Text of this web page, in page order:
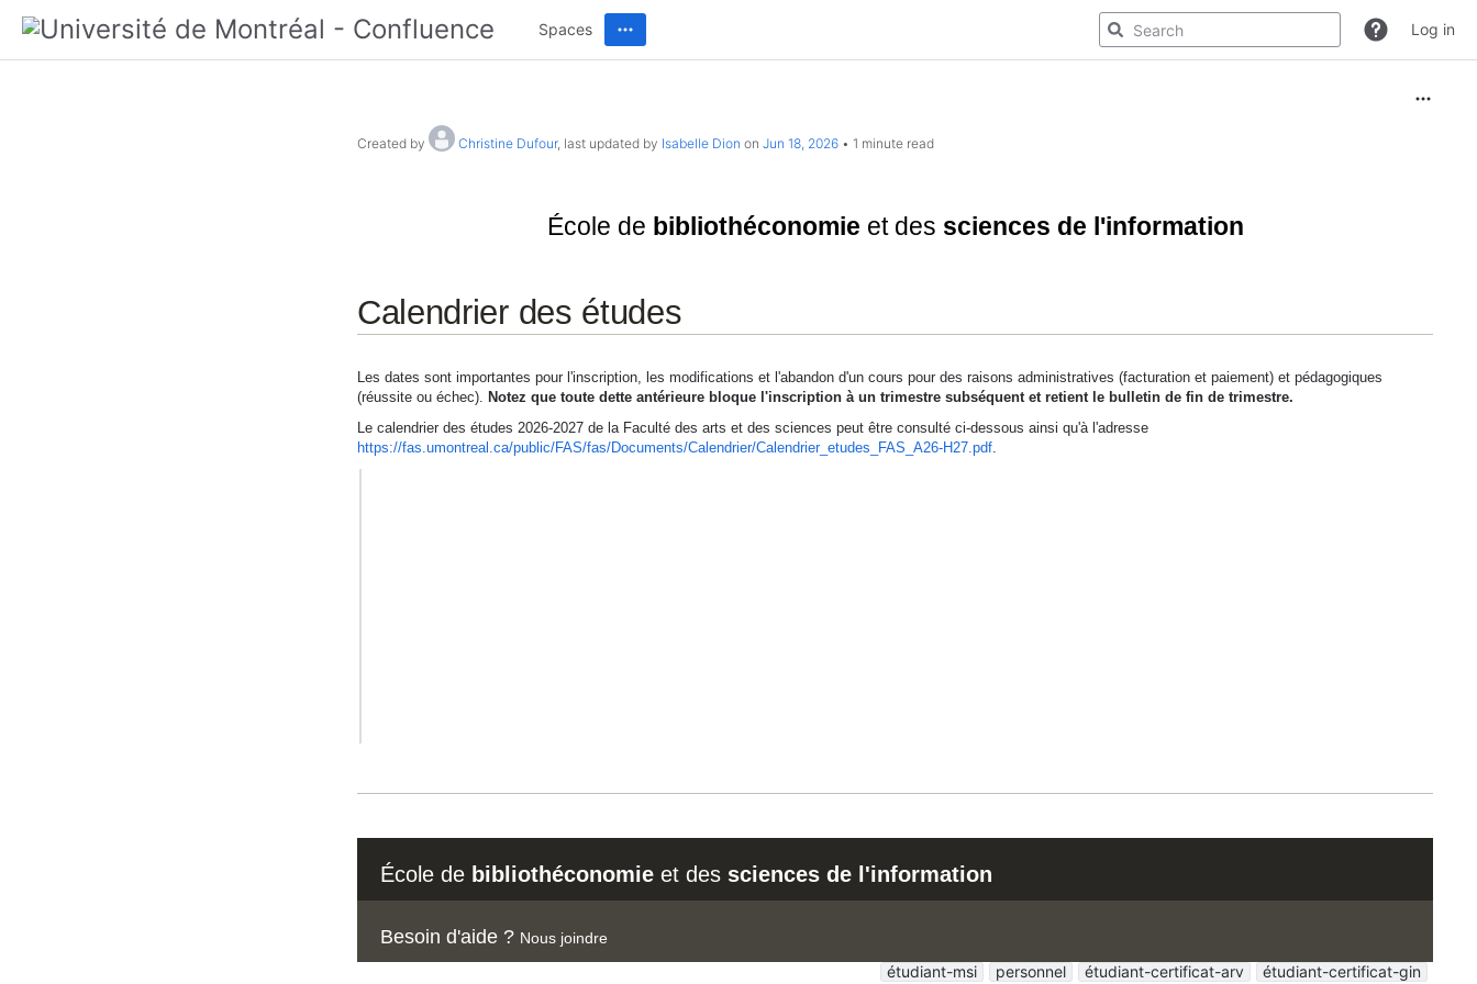
Spaces Log in
Created by Christine Dufour, last updated by Isabelle Dion on Jun 18, 2026 1 minute read
École de bibliothéconomie et des sciences de l'information
Calendrier des études
Les dates sont importantes pour l'inscription, les modifications et l'abandon d'un cours pour des raisons administratives (facturation et paiement) et pédagogiques
(réussite ou échec). Notez que toute dette antérieure bloque l'inscription à un trimestre subséquent et retient le bulletin de fin de trimestre.
Le calendrier des études 2026-2027 de la Faculté des arts et des sciences peut être consulté ci-dessous ainsi qu'à l'adresse
https://fas.umontreal.ca/public/FAS/fas/Documents/Calendrier/Calendrier_etudes_FAS_A26-H27.pdf.
École de bibliothéconomie et des sciences de l'information
Besoin d'aide ? Nous joindre
étudiant-msi personnel étudiant-certificat-arv étudiant-certificat-gin